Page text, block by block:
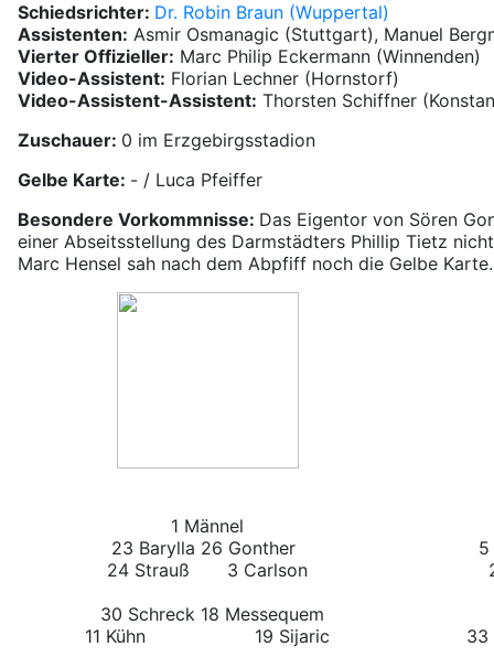
Schiedsrichter: Dr. Robin Braun (Wuppertal)
Assistenten: Asmir Osmanagic (Stuttgart), Manuel
Vierter Offizieller: Marc Philip Eckermann (Winnenden)
Video-Assistent: Florian Lechner (Hornstorf)
Video-Assistent-Assistent: Thorsten Schiffner
Zuschauer: 0 im Erzgebirgsstadion
Gelbe Karte: - / Luca Pfeiffer
Besondere Vorkommnisse: Das Eigentor von Sören
einer Abseitsstellung des Darmstädters Phillip Tietz
Marc Hensel sah nach dem Abpfiff noch die Gelbe Karte.
1 Männel
23 Barylla 26 Gonther
24 Strauß
3 Carlson
30 Schreck 18 Messequem
11 Kühn
19 Sijaric
5
33